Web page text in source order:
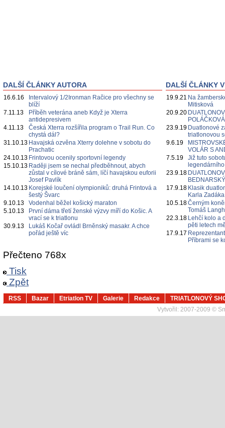
DALŠÍ ČLÁNKY AUTORA
16.6.16
Intervalový 1/2Ironman Račice pro všechny se
blíží
7.11.13
Příběh veterána aneb Když je Xterra
antidepresivem
4.11.13
Česká Xterra rozšířila program o Trail Run. Co
chystá dál?
31.10.13 Havajská ozvěna Xterry dolehne v sobotu do
Prachatic
24.10.13 Frintovou ocenily sportovní legendy
15.10.13 Raději jsem se nechal předběhnout, abych
zůstal v cílové bráně sám, líčí havajskou euforii
Josef Pavlík
14.10.13 Korejské loučení olympioniků: druhá Frintová a
šestý Švarc
9.10.13
Vodenhal běžel košický maraton
5.10.13
První dáma třetí ženské výzvy míří do Košic. A
vrací se k triatlonu
30.9.13
Lukáš Kočař ovládl Brněnský masakr. A chce
pořád ještě víc
DALŠÍ ČLÁNKY
19.9.21 Na
Mitisková
20.9.20
23.9.19 Duatlonové
triatlonovou
9.6.19
VOLÁR S
7.5.19
Již tuto
23.9.18
17.9.18 Klasik
Karla Zadáka
10.5.18Černým
Tomáš
22.3.18 Lehčí kolo a
pěti letech
17.9.17
Příbrami se
Přečteno 768x
Tisk
Zpět
RSS Bazar Etriatlon TV Galerie Redakce
TRIATLONOVÝ
Vytvořil: 2007-2009 ©